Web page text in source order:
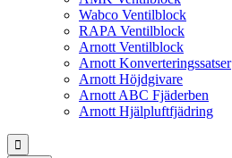
Wabco Ventilblock
RAPA Ventilblock
Arnott Ventilblock
Arnott Konverteringssatser
Arnott Höjdgivare
Arnott ABC Fjäderben
Arnott Hjälpluftfjädring
